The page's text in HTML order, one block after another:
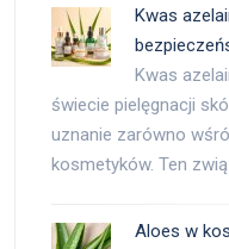
Kwas
Kwas
świecie pielęgnacji
uznanie zarówno
kosmetyków. Ten
Aloes w